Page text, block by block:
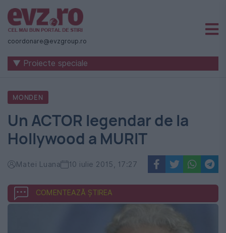
Știri
naționale
internaționale
România
-
Evenimentul
Zilei
coordonare@evzgroup.ro
▼ Proiecte speciale
MONDEN
Un ACTOR legendar de la
Hollywood a MURIT
Matei Luana 10 iulie 2015, 17:27
COMENTEAZĂ ȘTIREA